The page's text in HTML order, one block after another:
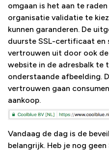
omgaan is het aan te
organisatie validatie te
kunnen garanderen. De
duurste SSL-certificaat en
vertrouwen uit door ook
website in de adresbalk te
onderstaande afbeelding.
vertrouwen gaan
aankoop.
Vandaag de dag is de
belangrijk. Heb je nog